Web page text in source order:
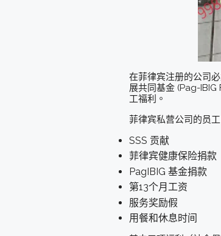
在菲律宾注册的公司
展共同基金 (Pag-
工福利。
菲律宾私营公司的员
SSS 贡献
菲律宾健康保险捐款
PagIBIG 基金捐款
第13个月工资
服务奖励假
用餐和休息时间